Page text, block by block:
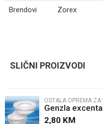
Brendovi Zorex
Poruka
SLIČNI PROIZVODI
OSTALA OPREMA ZA
Genzla
2,80 KM